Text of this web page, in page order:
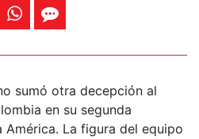
sumó otra decepción al
en su segunda
América. La figura del equipo